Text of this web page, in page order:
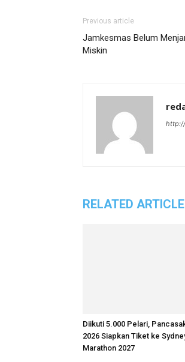
Previous article
Jamkesmas Belum
Miskin
RELATED
Diikuti 5.000 Pelari,
2026 Siapkan Tiket ke
Marathon 2027